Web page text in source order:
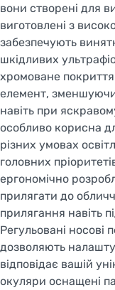
вони створені для
виготовлені з
забезпечують
шкідливих
хромоване
елемент,
навіть при
особливо корисна
різних умовах
головних
ергономічно
прилягати до
прилягання навіть
Регульовані
дозволяють
відповідає вашій
окуляри оснащені